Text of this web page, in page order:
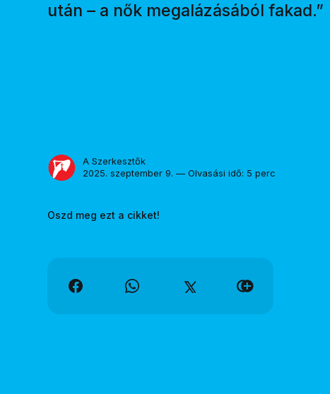
után – a nők megalázásából fakad.”
A Szerkesztők
2025. szeptember 9. — Olvasási idő: 5 perc
Oszd meg ezt a cikket!